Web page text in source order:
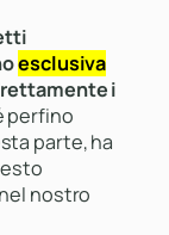
esclusiva
i
perfino
parte, ha
nostro